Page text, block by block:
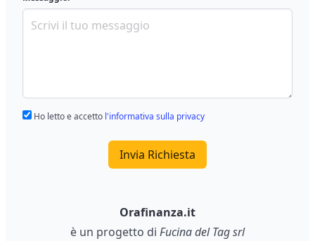
Ho letto e accetto l'informativa sulla privacy
Invia Richiesta
Orafinanza.it
è un progetto di Fucina del Tag srl